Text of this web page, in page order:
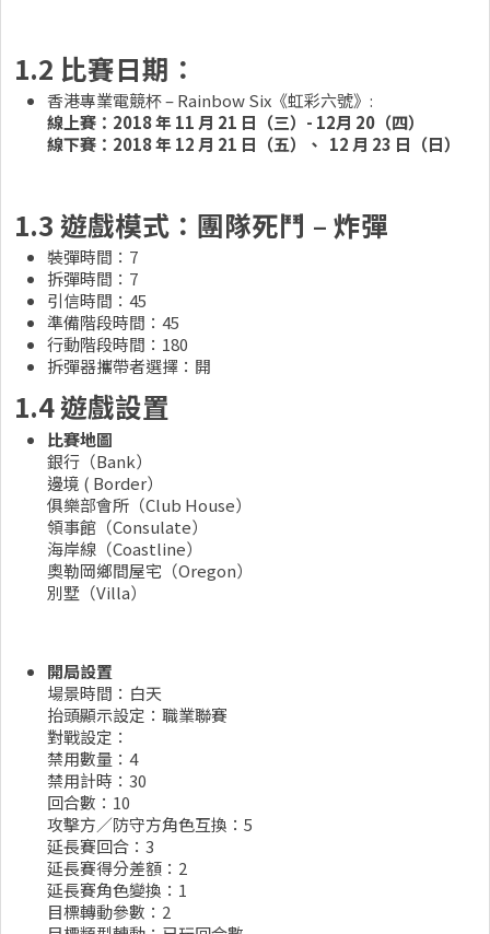
1.2 比賽日期：
香港專業電競杯 – Rainbow Six《虹彩六號》:
線上賽：2018 年 11 月 21 日（三）- 12月 20（四）
線下賽：2018 年 12 月 21 日（五）、 12 月 23 日（日）
1.3 遊戲模式：團隊死鬥 – 炸彈
裝彈時間：7
拆彈時間：7
引信時間：45
準備階段時間：45
行動階段時間：180
拆彈器攜帶者選擇：開
1.4遊戲設置
比賽地圖
銀行（Bank）
邊境 ( Border）
俱樂部會所（Club House）
領事館（Consulate）
海岸線（Coastline）
奧勒岡鄉間屋宅（Oregon）
別墅（Villa）
開局設置
場景時間：白天
抬頭顯示設定：職業聯賽
對戰設定：
禁用數量：4
禁用計時：30
回合數：10
攻擊方／防守方角色互換：5
延長賽回合：3
延長賽得分差額：2
延長賽角色變換：1
目標轉動參數：2